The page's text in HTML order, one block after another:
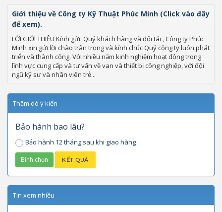
Giới thiệu về Công ty Kỹ Thuật Phúc Minh (Click vào đây
để xem).
LỜI GIỚI THIỆU Kính gửi: Quý khách hàng và đối tác, Công ty Phúc
Minh xin gửi lời chào trân trọng và kính chúc Quý công ty luôn phát
triển và thành công. Với nhiều năm kinh nghiệm hoạt động trong
lĩnh vực cung cấp và tư vấn về van và thiết bị công nghiệp, với đội
ngũ kỹ sư và nhân viên trẻ...
Thăm dò ý kiến
Bảo hành bao lâu?
Bảo hành 12 tháng sau khi giao hàng
Tin xem nhiều